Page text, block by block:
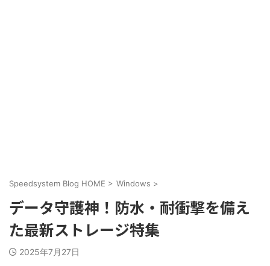
Speedsystem Blog HOME > Windows >
データ守護神！防水・耐衝撃を備え
た最新ストレージ特集
2025年7月27日